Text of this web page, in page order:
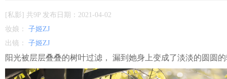
[私影] 共9P 发布日期：2021-04-02
妆娘： 子姬ZJ
出镜： 子姬ZJ
阳光被层层叠叠的树叶过滤， 漏到她身上变成了淡淡的圆圆